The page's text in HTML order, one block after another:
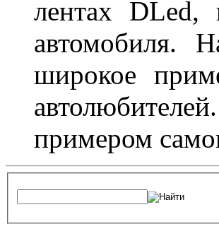
лентах DLed,
автомобиля.
широкое
примером